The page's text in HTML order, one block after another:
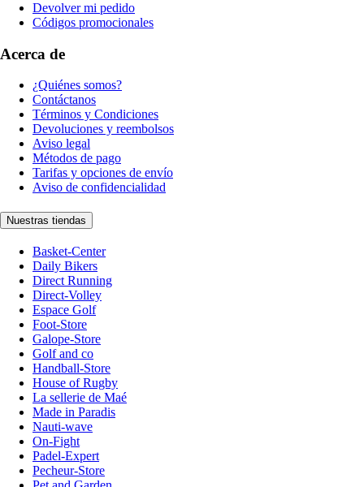
Devolver mi pedido
Códigos promocionales
Acerca de
¿Quiénes somos?
Contáctanos
Términos y Condiciones
Devoluciones y reembolsos
Aviso legal
Métodos de pago
Tarifas y opciones de envío
Aviso de confidencialidad
Nuestras tiendas
Basket-Center
Daily Bikers
Direct Running
Direct-Volley
Espace Golf
Foot-Store
Galope-Store
Golf and co
Handball-Store
House of Rugby
La sellerie de Maé
Made in Paradis
Nauti-wave
On-Fight
Padel-Expert
Pecheur-Store